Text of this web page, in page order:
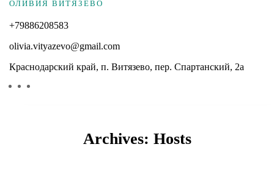
ОЛИВИЯ ВИТЯЗЕВО
+79886208583
olivia.vityazevo@gmail.com
Краснодарский край, п. Витязево, пер. Спартанский, 2а
Archives: Hosts